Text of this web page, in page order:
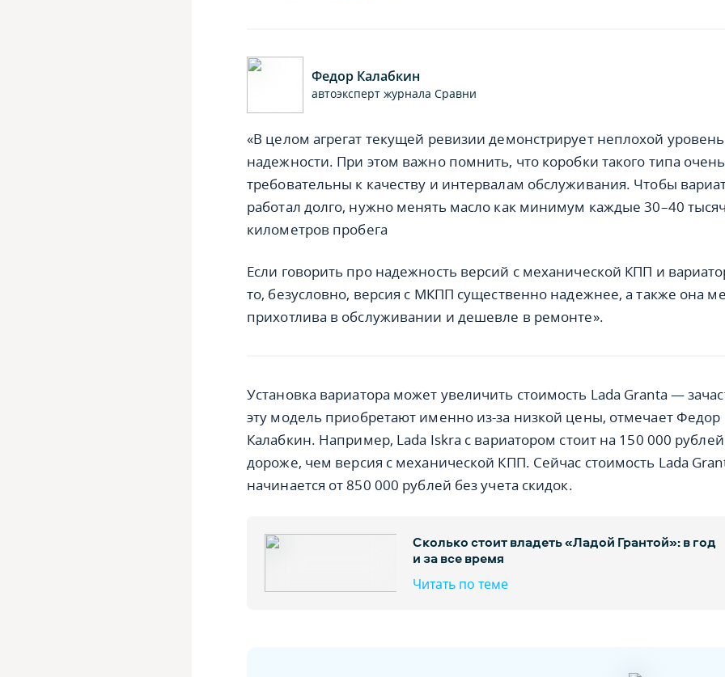
Федор Калабкин
автоэксперт журнала Сравни
«В целом агрегат текущей ревизии демонстрирует неплохой уровень
надежности. При этом важно помнить, что коробки такого типа очень
требовательны к качеству и интервалам обслуживания. Чтобы
работал долго, нужно менять масло как минимум каждые 30–40
километров пробега
Если говорить про надежность версий с механической КПП и
то, безусловно, версия с МКПП существенно надежнее, а также она
прихотлива в обслуживании и дешевле в ремонте».
Установка вариатора может увеличить стоимость Lada Granta —
эту модель приобретают именно из-за низкой цены, отмечает Федор
Калабкин. Например, Lada Iskra с вариатором стоит на 150 000 рублей
дороже, чем версия с механической КПП. Сейчас стоимость Lada
начинается от 850 000 рублей без учета скидок.
Сколько стоит владеть «Ладой Грантой»: в год
и за все время
Читать по теме